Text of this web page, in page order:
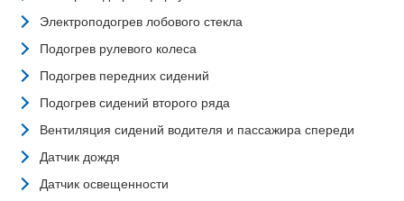
Электроподогрев лобового стекла
Подогрев рулевого колеса
Подогрев передних сидений
Подогрев сидений второго ряда
Вентиляция сидений водителя и пассажира спереди
Датчик дождя
Датчик освещенности